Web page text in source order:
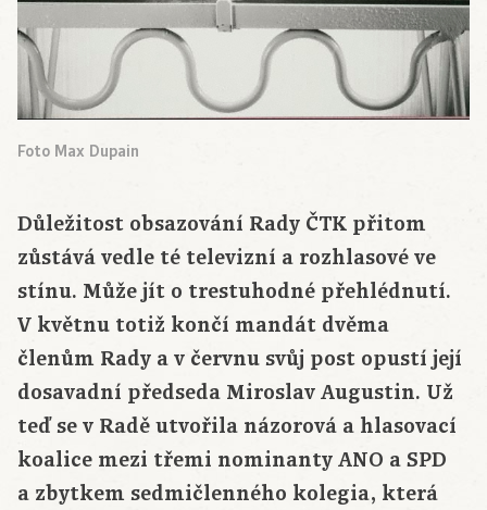
Foto Max Dupain
Důležitost obsazování Rady ČTK přitom
zůstává vedle té televizní a rozhlasové ve
stínu. Může jít o trestuhodné přehlédnutí.
V květnu totiž končí mandát dvěma
členům Rady a v červnu svůj post opustí její
dosavadní předseda Miroslav Augustin. Už
teď se v Radě utvořila názorová a hlasovací
koalice mezi třemi nominanty ANO a SPD
a zbytkem sedmičlenného kolegia, která